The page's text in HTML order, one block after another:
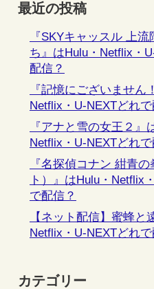
最近の投稿
『SKYキャッスル 上流
ち』はHulu・Netflix・
配信？
『記憶にございません
Netflix・U-NEXTどれで
『アナと雪の女王２』
Netflix・U-NEXTどれで
『名探偵コナン 紺青
ト）』はHulu・Netflix
で配信？
【ネット配信】蜜蜂と
Netflix・U-NEXTどれで
カテゴリー